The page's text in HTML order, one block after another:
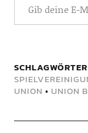
SCHLAGWÖRTER
UNION • UNION